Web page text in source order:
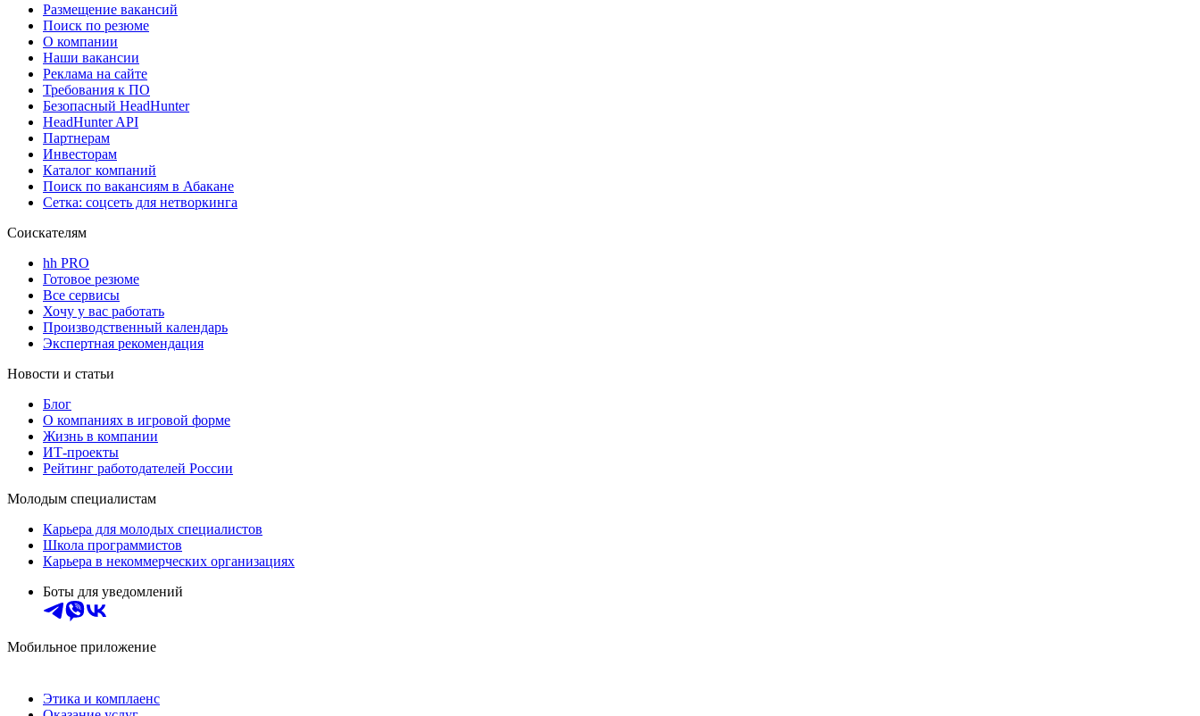
Размещение вакансий
Поиск по резюме
О компании
Наши вакансии
Реклама на сайте
Требования к ПО
Безопасный HeadHunter
HeadHunter API
Партнерам
Инвесторам
Каталог компаний
Поиск по вакансиям в Абакане
Сетка: соцсеть для нетворкинга
Соискателям
hh PRO
Готовое резюме
Все сервисы
Хочу у вас работать
Производственный календарь
Экспертная рекомендация
Новости и статьи
Блог
О компаниях в игровой форме
Жизнь в компании
ИТ-проекты
Рейтинг работодателей России
Молодым специалистам
Карьера для молодых специалистов
Школа программистов
Карьера в некоммерческих организациях
Боты для уведомлений
Мобильное приложение
Этика и комплаенс